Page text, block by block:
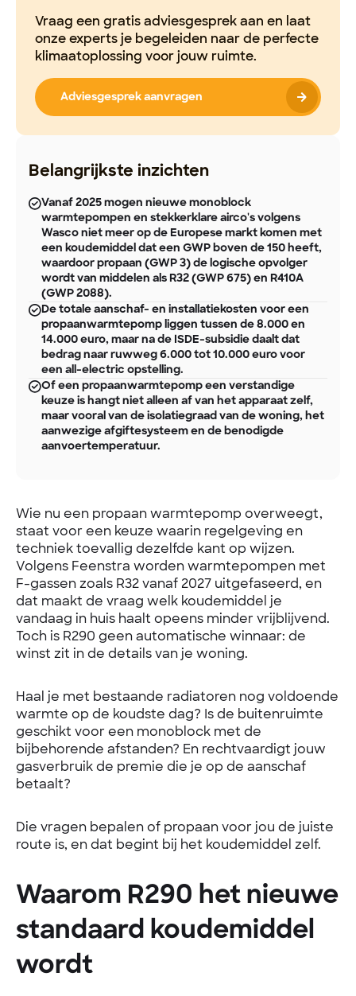
Belangrijkste inzichten
Vanaf 2025 mogen nieuwe monoblock
warmtepompen en stekkerklare airco's volgens
Wasco niet meer op de Europese markt komen met
een koudemiddel dat een GWP boven de 150 heeft,
waardoor propaan (GWP 3) de logische opvolger
wordt van middelen als R32 (GWP 675) en R410A
(GWP 2088).
De totale aanschaf- en installatiekosten voor een
propaanwarmtepomp liggen tussen de 8.000 en
14.000 euro, maar na de ISDE-subsidie daalt dat
bedrag naar ruwweg 6.000 tot 10.000 euro voor
een all-electric opstelling.
Of een propaanwarmtepomp een verstandige
keuze is hangt niet alleen af van het apparaat zelf,
maar vooral van de isolatiegraad van de woning, het
aanwezige afgiftesysteem en de benodigde
aanvoertemperatuur.
Wie nu een propaan warmtepomp overweegt,
staat voor een keuze waarin regelgeving en
techniek toevallig dezelfde kant op wijzen.
Volgens Feenstra worden warmtepompen met
F-gassen zoals R32 vanaf 2027 uitgefaseerd, en
dat maakt de vraag welk koudemiddel je
vandaag in huis haalt opeens minder vrijblijvend.
Toch is R290 geen automatische winnaar: de
winst zit in de details van je woning.
Haal je met bestaande radiatoren nog voldoende
warmte op de koudste dag? Is de buitenruimte
geschikt voor een monoblock met de
bijbehorende afstanden? En rechtvaardigt jouw
gasverbruik de premie die je op de aanschaf
betaalt?
Die vragen bepalen of propaan voor jou de juiste
route is, en dat begint bij het koudemiddel zelf.
Waarom R290 het nieuwe
standaard koudemiddel
wordt
Vraag een gratis adviesgesprek aan en laat
onze experts je begeleiden naar de perfecte
klimaatoplossing voor jouw ruimte.
Adviesgesprek aanvragen